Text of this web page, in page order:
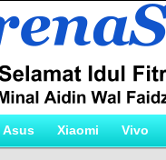
Asus Xiaomi Vivo